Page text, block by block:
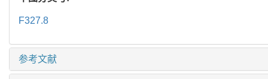
F327.8
参考文献